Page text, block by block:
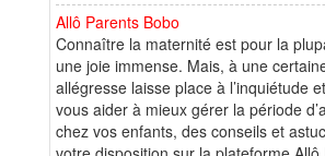
Allô Parents Bobo
Connaître la maternité est pour la
une joie immense. Mais, à une
allégresse laisse place à l’inquiétude
vous aider à mieux gérer la période
chez vos enfants, des conseils et